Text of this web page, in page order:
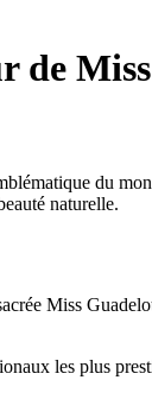
de
du
naturelle.
Miss
les plus